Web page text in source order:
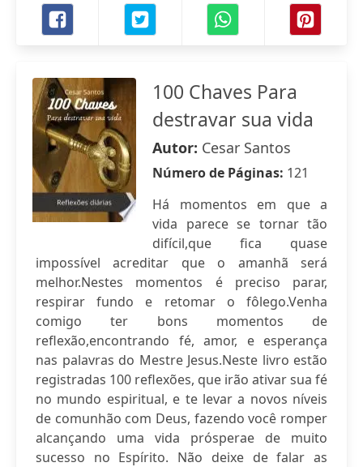
100 Chaves Para
destravar sua vida
Autor: Cesar Santos
Número de Páginas: 121
Há momentos em que a
vida parece se tornar tão
difícil,que fica quase
impossível acreditar que o amanhã será
melhor.Nestes momentos é preciso parar,
respirar fundo e retomar o fôlego.Venha
comigo ter bons momentos de
reflexão,encontrando fé, amor, e esperança
nas palavras do Mestre Jesus.Neste livro estão
registradas 100 reflexões, que irão ativar sua fé
no mundo espiritual, e te levar a novos níveis
de comunhão com Deus, fazendo você romper
alcançando uma vida prósperae de muito
sucesso no Espírito. Não deixe de falar as